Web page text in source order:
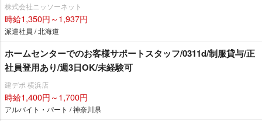
株式会社ニッソーネット
時給1,350円～1,937円
派遣社員 / 北海道
ホームセンターでのお客様サポートスタッフ/0311d/制服貸与/正
社員登用あり/週3日OK/未経験可
建デポ 横浜店
時給1,400円～1,700円
アルバイト・パート / 神奈川県